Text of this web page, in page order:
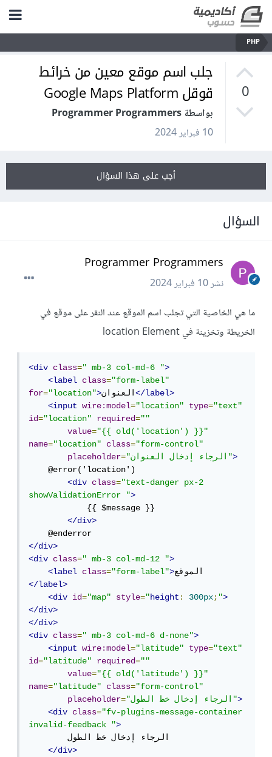
PHP
0
جلب اسم موقع معين من خرائط
قوقل Google Maps Platform
بواسطة Programmer Programmers
10 فبراير 2024
أجب على هذا السؤال
السؤال
Programmer Programmers
نشر10 فبراير 2024
ما هي الخاصية التي تجلب اسم الموقع عند النقر على موقع في
الخريطة وتخزينة في location Element
<div class=" mb-3 col-md-6 ">
<label
class="form-label"
for="location">العنوان</label>
<input
wire:model="location" type="text"
id="location" required=""
value="{{ old('location') }}"
name="location" class="form-control"
placeholder= "الرجاء إدخال العنوان">
    @error('location')
<div
class="text-danger px-2
showValidationError ">
            {{ $message }}
</div>
</div>
<div
class=" mb-3 col-md-12 ">
<label
class="form-label">
</label>
<div
id="map" style="height: 300px;">
</div>
</div>
<div
class=" mb-3 col-md-6 d-none">
<input
wire:model="latitude" type="text"
id="latitude" required=""
value="{{ old('latitude') }}"
name="latitude" class="form-control"
placeholder= "الرجاء إدخال خط الطول">
<div
class="fv-plugins-message-container
invalid-feedback ">
        الرجاء إدخال خط الطول
</div>